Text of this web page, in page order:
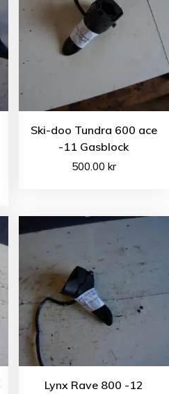
Ski-doo Tundra 600 ace
-11 Gasblock
500.00 kr
Lynx Rave 800 -12